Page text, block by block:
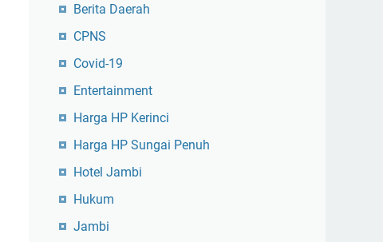
Berita Daerah
CPNS
Covid-19
Entertainment
Harga HP Kerinci
Harga HP Sungai Penuh
Hotel Jambi
Hukum
Jambi